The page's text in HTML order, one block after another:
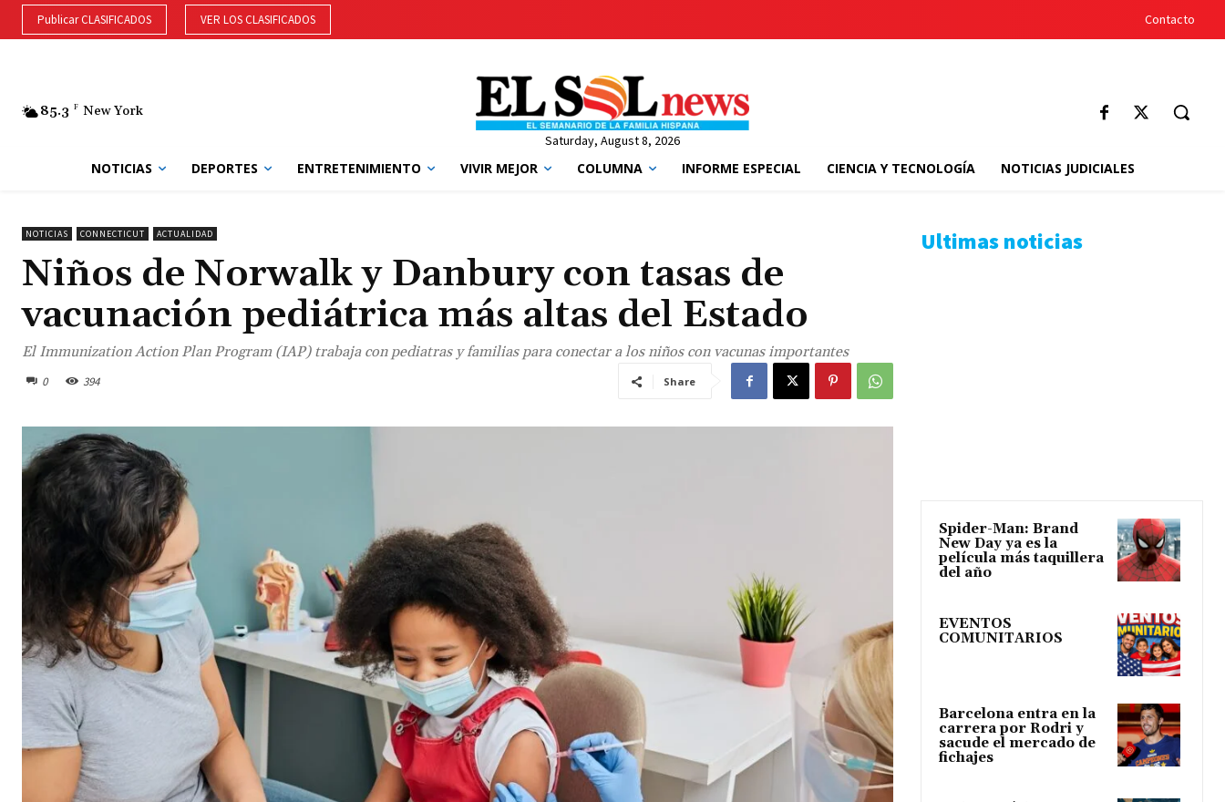
Publicar CLASIFICADOS VER LOS CLASIFICADOS Contacto
85.3 F New York
Saturday, August 8, 2026
NOTICIAS DEPORTES ENTRETENIMIENTO VIVIR MEJOR COLUMNA INFORME ESPECIAL CIENCIA Y TECNOLOGÍA NOTICIAS JUDICIALES
NOTICIAS CONNECTICUT ACTUALIDAD
Niños de Norwalk y Danbury con tasas de
vacunación pediátrica más altas del Estado
El Immunization Action Plan Program (IAP) trabaja con pediatras y familias para conectar a los niños con vacunas importantes
0 394 Share
Ultimas noticias
Spider-Man: Brand
New Day ya es la
película más taquillera
del año
EVENTOS
COMUNITARIOS
Barcelona entra en la
carrera por Rodri y
sacude el mercado de
fichajes